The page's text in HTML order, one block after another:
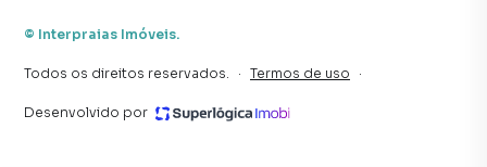
© Interpraias Imóveis.
Todos os direitos reservados. · Termos de uso ·
Desenvolvido por